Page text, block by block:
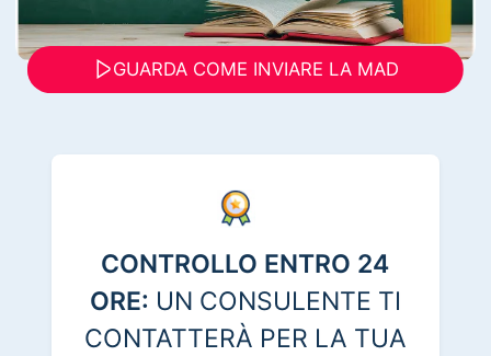
GUARDA COME INVIARE LA MAD
CONTROLLO ENTRO 24
ORE: UN CONSULENTE TI
CONTATTERÀ PER LA TUA